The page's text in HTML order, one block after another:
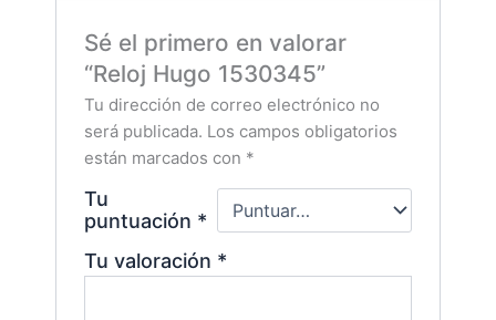
Sé el primero en valorar
“Reloj Hugo 1530345”
Tu dirección de correo electrónico no
será publicada. Los campos obligatorios
están marcados con *
Tu
puntuación *
Tu valoración *